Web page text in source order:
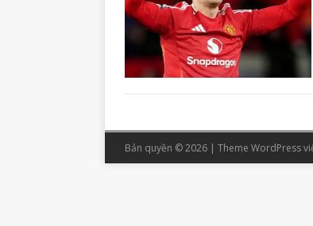
Bản quyền © 2026 | Theme WordPress